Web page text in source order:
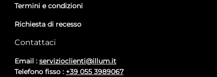
Termini e condizioni
Richiesta di recesso
Contattaci
Email : servizioclienti@illum.it
Telefono fisso : +39 055 3989067